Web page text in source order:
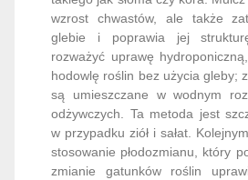
wzrost chwastów, ale także
glebie i poprawia jej
rozważyć uprawę
hodowlę roślin bez użycia gleby;
są umieszczane w wodnym
odżywczych. Ta metoda jest
w przypadku ziół i sałat.
stosowanie płodozmianu, który
zmianie gatunków roślin